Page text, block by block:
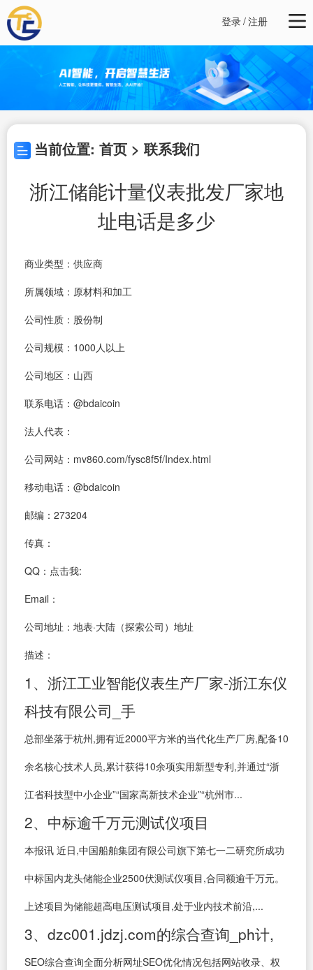
登录/注册
当前位置: 首页 > 联系我们
浙江储能计量仪表批发厂家地
址电话是多少
商业类型：供应商
所属领域：原材料和加工
公司性质：股份制
公司规模：1000人以上
公司地区：山西
联系电话：@bdaicoin
法人代表：
公司网站：mv860.com/fysc8f5f/Index.html
移动电话：@bdaicoin
邮编：273204
传真：
QQ： 点击我:
Email：
公司地址：地表·大陆（探索公司）地址
描述：
1、浙江工业智能仪表生产厂家-浙江东仪
科技有限公司_手
总部坐落于杭州,拥有近2000平方米的当代化生产厂房,配备10
余名核心技术人员,累计获得10余项实用新型专利,并通过“浙
江省科技型中小企业”“国家高新技术企业”“杭州市...
2、中标逾千万元测试仪项目
本报讯 近日,中国船舶集团有限公司旗下第七一二研究所成功
中标国内龙头储能企业2500伏测试仪项目,合同额逾千万元。
上述项目为储能超高电压测试项目,处于业内技术前沿,...
3、dzc001.jdzj.com的综合查询_ph计,
SEO综合查询全面分析网址SEO优化情况包括网站收录、权